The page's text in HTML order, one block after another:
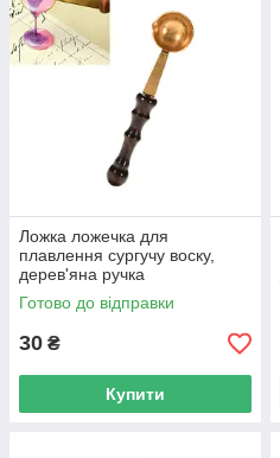
Ложка ложечка для
плавлення сургучу воску,
дерев'яна ручка
Готово до відправки
30 ₴
Купити